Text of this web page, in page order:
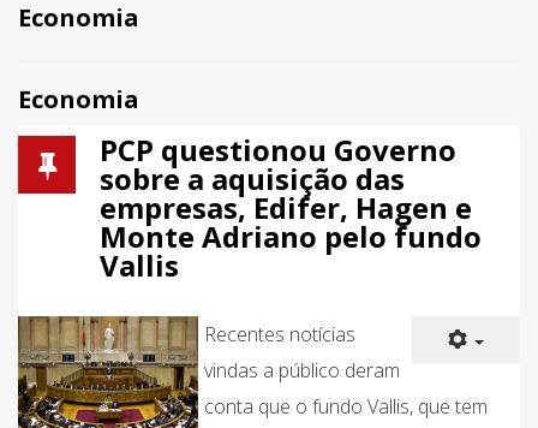
Economia
Economia
PCP questionou Governo
sobre a aquisição das
empresas, Edifer, Hagen e
Monte Adriano pelo fundo
Vallis
Recentes notícias
vindas a público deram
conta que o fundo Vallis, que tem